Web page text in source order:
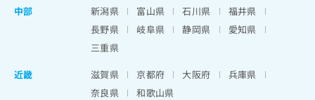
中部
新潟県 富山県 石川県
福井県
長野県
岐阜県 静岡県
愛知県
三重県
近畿
滋賀県 京都府 大阪府
兵庫県
奈良県
和歌山県